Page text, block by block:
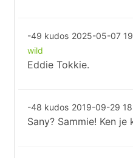
-49 kudos 2025-05-07
wild
Eddie Tokkie.
-48 kudos 2019-09-29
Sany? Sammie! Ken je